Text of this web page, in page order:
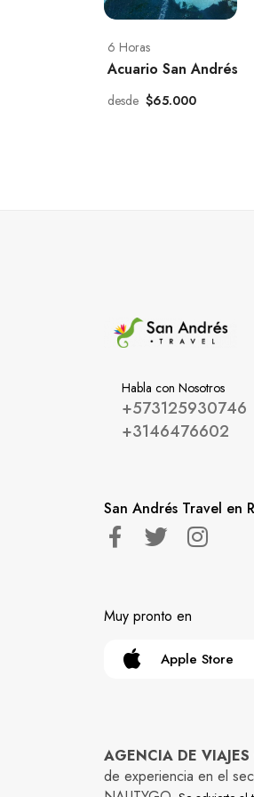
6 Horas
Acuario San Andrés
desde $65.000
Habla con Nosotros
+573125930746
+3146476602
San Andrés Travel en
Muy pronto en
Apple Store
AGENCIA DE
de experiencia en el